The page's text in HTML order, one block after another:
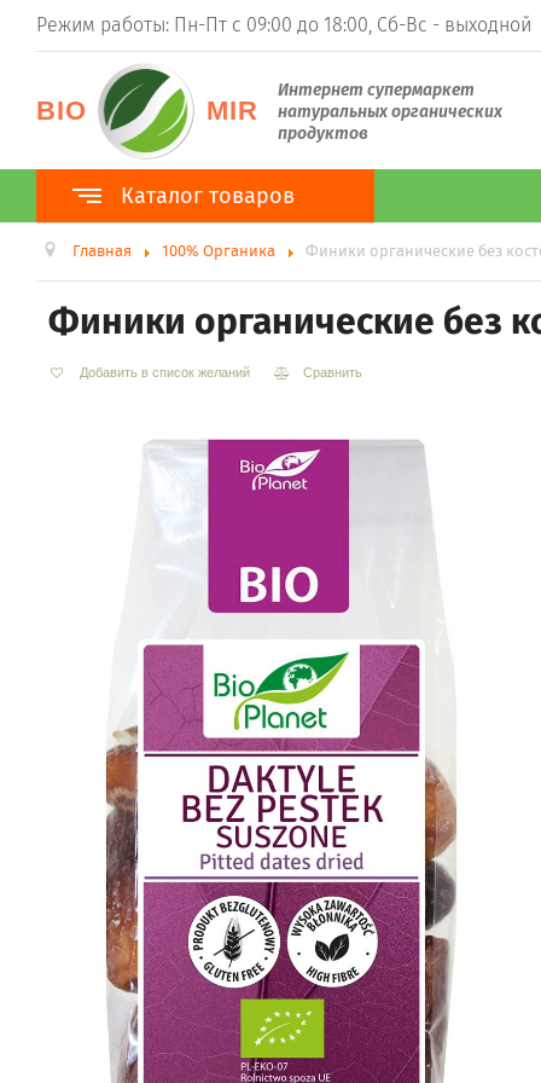
Режим работы: Пн-Пт с 09:00 до 18:00, Сб-Вс - выходной
BIO MIR
Интернет супермаркет
натуральных органических
продуктов
Каталог товаров
Каталог товаров
ТМ BioPlanet
ТМ BioNota
Суперфуды
Ростки ячменя (барлейграсс)
Моринга
Суперфуды Bio
Шпинат
Лукума
Мака перуанская
Растительный протеин
Органические продукты (прочее)
Бакалея
Макаронные изделия без глютена
Зерно для проращивания
Хлопья
Мука, солод, крохмал
Клетчатка, шрот
Рис
Крупы
Отруби и хлопья
Бобовые
Соль, специи, приправы
Кулинарные добавки
Диабетические продукты
Растительные масла
Главная 100% Органика Финики органические без
Финики органические без
Добавить в список желаний Сравнить